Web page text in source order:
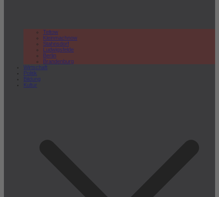
Teltow
Kleinmachnow
Stahnsdorf
Ludwigsfelde
Berlin
Brandenburg
Wirtschaft
Politik
Bildung
Kultur